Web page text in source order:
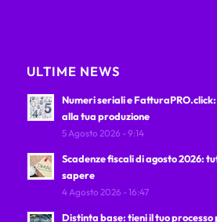
ULTIME NEWS
Numeri seriali e
alla tua produzione
5 Agosto 2026 - 9:14
Scadenze fiscali di agosto 2026:
sapere
4 Agosto 2026 - 16:47
Distinta base: tieni il tuo